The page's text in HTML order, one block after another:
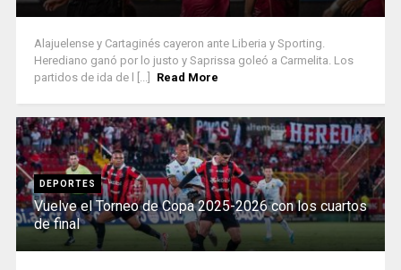
Alajuelense y Cartaginés cayeron ante Liberia y Sporting.
Herediano ganó por lo justo y Saprissa goleó a Carmelita. Los
partidos de ida de l [...]
Read More
DEPORTES
Vuelve el Torneo de Copa 2025-2026 con los cuartos
de final